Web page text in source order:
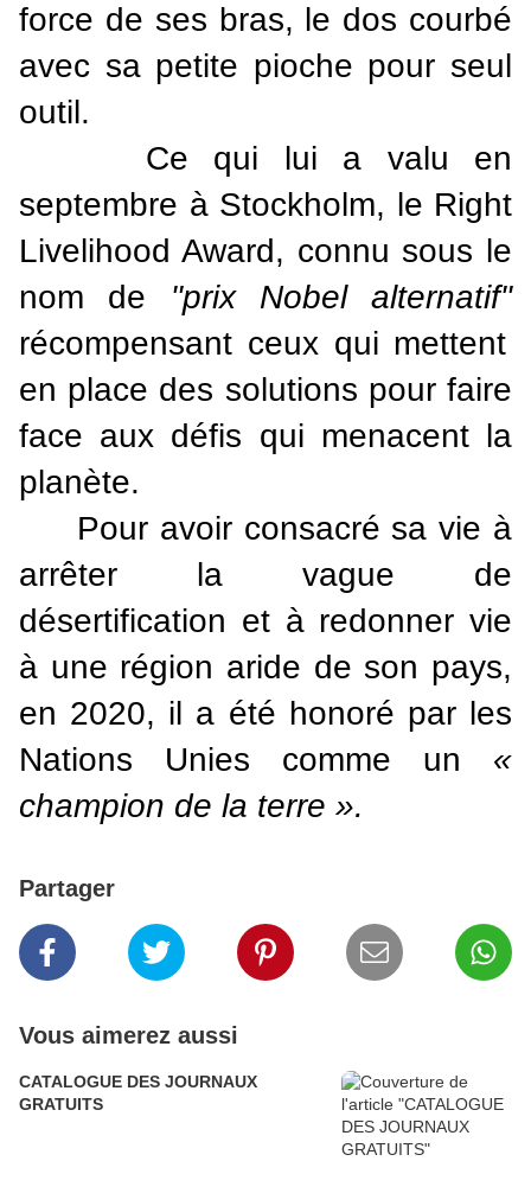
force de ses bras, le dos courbé
avec sa petite pioche pour seul
outil.
Ce qui lui a valu en
septembre à Stockholm, le Right
Livelihood Award, connu sous le
nom de "prix Nobel alternatif"
récompensant ceux qui mettent
en place des solutions pour faire
face aux défis qui menacent la
planète.
Pour avoir consacré sa vie à
arrêter la vague de
désertification et à redonner vie
à une région aride de son pays,
en 2020, il a été honoré par les
Nations Unies comme un «
champion de la terre ».
Partager
Vous aimerez aussi
CATALOGUE DES JOURNAUX
GRATUITS